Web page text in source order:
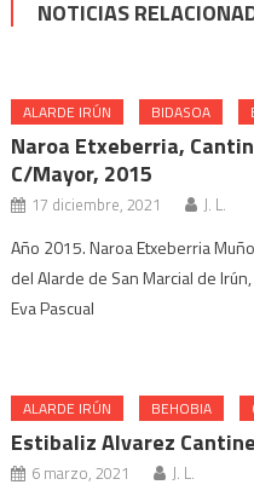
NOTICIAS
ALARDE IRÚN BIDASOA
Naroa Etxeberria,
C/Mayor, 2015
17 diciembre, 2021 J. L.
Año 2015. Naroa Etxeberria
del Alarde de San Marcial de
Eva Pascual
ALARDE IRÚN BEHOBIA
Estibaliz Alvarez
6 marzo, 2021 J. L.